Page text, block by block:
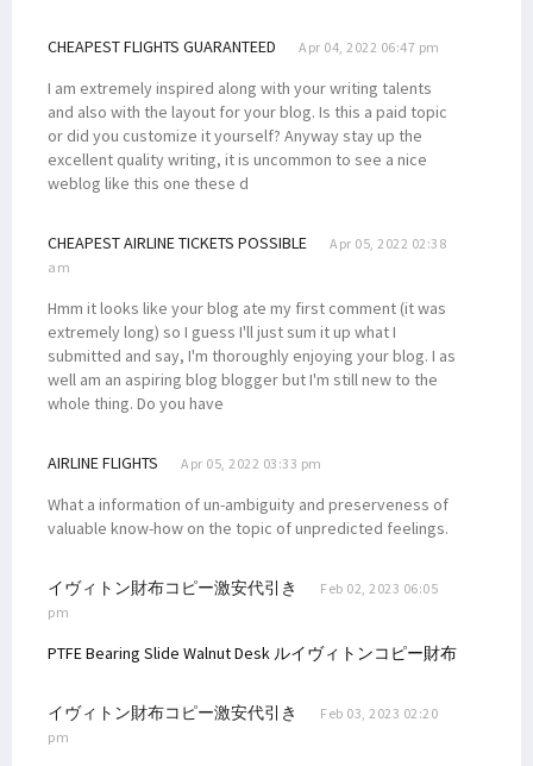
CHEAPEST FLIGHTS GUARANTEED Apr 04, 2022 06:47 pm
I am extremely inspired along with your writing talents
and also with the layout for your blog. Is this a paid topic
or did you customize it yourself? Anyway stay up the
excellent quality writing, it is uncommon to see a nice
weblog like this one these d
CHEAPEST AIRLINE TICKETS POSSIBLE
Apr 05, 2022 02:38
am
Hmm it looks like your blog ate my first comment (it was
extremely long) so I guess I'll just sum it up what I
submitted and say, I'm thoroughly enjoying your blog. I as
well am an aspiring blog blogger but I'm still new to the
whole thing. Do you have
AIRLINE FLIGHTS Apr 05, 2022 03:33 pm
What a information of un-ambiguity and preserveness of
valuable know-how on the topic of unpredicted feelings.
イヴィトン財布コピー激安代引き
Feb 02, 2023 06:05
pm
PTFE Bearing Slide Walnut Desk ルイヴィトンコピー財布
イヴィトン財布コピー激安代引き
Feb 03, 2023 02:20
pm